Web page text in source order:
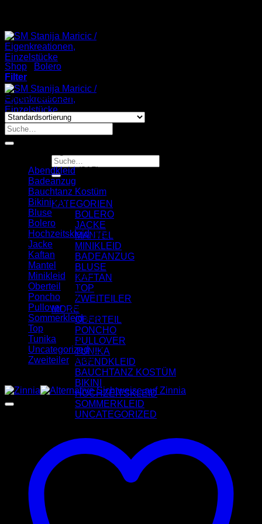
Suche
nach:
Startseite
Einkaufen
KATEGORIEN
BOLERO
JACKE
MANTEL
MINIKLEID
BADEANZUG
BLUSE
KAFTAN
TOP
ZWEITEILER
MORE
OBERTEIL
PONCHO
PULLOVER
TUNIKA
ABENDKLEID
BAUCHTANZ KOSTÜM
BIKINI
HOCHZEITSKLEID
SOMMERKLEID
UNCATEGORIZED
Anmelden
Wagen /
Shop Bolero
Filter
Ergebnisse 25 – 25 von 25 werden angezeigt
Suche
nach:
Abendkleid (315)
Badeanzug
Bauchtanz Kostüm
Bikini (42)
Bluse
Bolero
Hochzeitskleid (46)
Jacke
Kaftan
Mantel
Minikleid
(124)
Oberteil
(49)
Poncho
(18)
Pullover (26)
Sommerkleid (64)
Top
Tunika
(361)
Uncategorized (1)
Zweiteiler
(249)